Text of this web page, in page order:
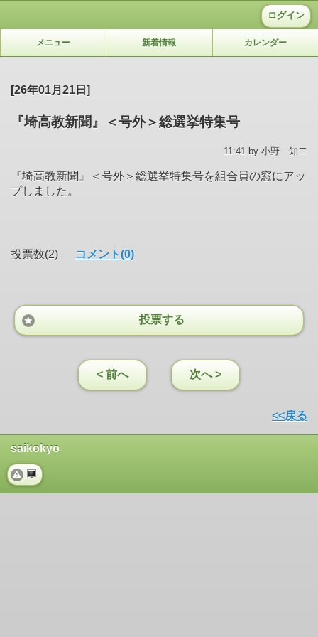
ログイン
メニュー 新着情報 カレンダー
[26年01月21日]
『埼高教新聞』＜号外＞総選挙特集号
11:41 by 小野 知二
『埼高教新聞』＜号外＞総選挙特集号を組合員の窓にアッ
プしました。
投票数(2) コメント(0)
投票する
< 前へ 次へ >
<<戻る
saikokyo